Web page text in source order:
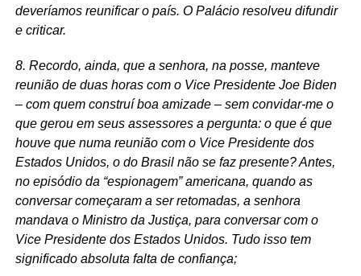
deveríamos reunificar o país. O Palácio resolveu difundir
e criticar.
8. Recordo, ainda, que a senhora, na posse, manteve
reunião de duas horas com o Vice Presidente Joe Biden
– com quem construí boa amizade – sem convidar-me o
que gerou em seus assessores a pergunta: o que é que
houve que numa reunião com o Vice Presidente dos
Estados Unidos, o do Brasil não se faz presente? Antes,
no episódio da “espionagem” americana, quando as
conversar começaram a ser retomadas, a senhora
mandava o Ministro da Justiça, para conversar com o
Vice Presidente dos Estados Unidos. Tudo isso tem
significado absoluta falta de confiança;